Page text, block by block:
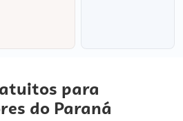
para
do Paraná